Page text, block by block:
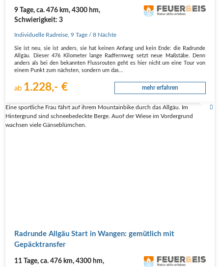
9 Tage, ca. 476 km, 4300 hm,
Schwierigkeit: 3
Individuelle Radreise ,9 Tage / 8 Nächte
Sie ist neu, sie ist anders, sie hat kei­nen Anfang und kein Ende: die Rad­run­de
All­gäu. Die­ser 476 Kilo­me­ter lan­ge Rad­fern­weg setzt neue Maß­stä­be. Denn
anders als bei den bekann­ten Fluss­rou­ten geht es hier nicht um eine Tour von
einem Punkt zum nächs­ten, son­dern um das…
ab 1.228,- € mehr erfahren
Eine sportliche Frau fährt auf ihrem Mountainbike durch das Allgäu. Im
Hintergrund sind schneebedeckte Berge. Auof der Wiese im Vordergrund
wachsen viele Gänseblümchen.
Rad­run­de All­gäu Start in Wan­gen: gemüt­lich mit
Gepäcktransfer
11 Tage, ca. 476 km, 4300 hm,